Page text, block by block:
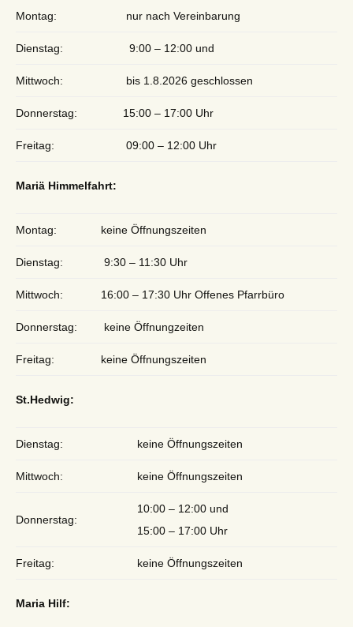
Montag: nur nach Vereinbarung
Dienstag: 9:00 – 12:00 und
Mittwoch: bis 1.8.2026 geschlossen
Donnerstag: 15:00 – 17:00 Uhr
Freitag: 09:00 – 12:00 Uhr
Mariä Himmelfahrt:
Montag: keine Öffnungszeiten
Dienstag: 9:30 – 11:30 Uhr
Mittwoch: 16:00 – 17:30 Uhr Offenes Pfarrbüro
Donnerstag: keine Öffnungzeiten
Freitag: keine Öffnungszeiten
St.Hedwig:
Dienstag: keine Öffnungszeiten
Mittwoch: keine Öffnungszeiten
Donnerstag:
10:00 – 12:00 und
15:00 – 17:00 Uhr
Freitag: keine Öffnungszeiten
Maria Hilf: